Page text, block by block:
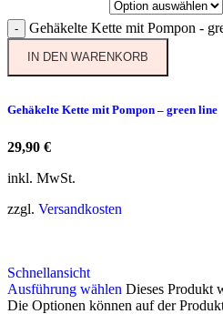
- Gehäkelte Kette mit Pompon -
IN DEN WARENKORB
Gehäkelte Kette mit Pompon – green line
29,90 €
inkl. MwSt.
zzgl. Versandkosten
Schnellansicht
Ausführung wählen Dieses Produkt
Die Optionen können auf der